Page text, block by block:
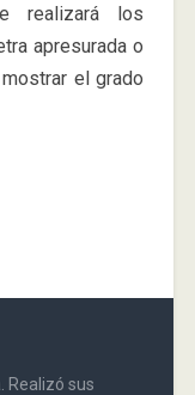
realizará los
apresurada o
el grado
Realizó sus